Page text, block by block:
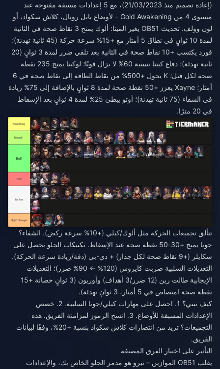
(إعادة تصميم منذ 21/03/2023)، مع 5 إعدادات مسبقة مفتوحة عند
مستوى 4 من Gold Awakening – لأوضاع باتل رويال، كلاش سكواد، أو
لون وولف. تحديث OB51 يغير الميتا: ألوك يمنح 3 نقاط صحة في الثانية
لمدة 10 ثوانٍ في نطاق 5 أمتار مع +15% سرعة حركة (45 ثانية تهدئة)؛
فورد يكتسب +10 نقاط صحة في الثانية بعد تلقي ضرر لمدة 3 ثوانٍ (20
ثانية تهدئة)؛ دفاع كينتا بنسبة 60% لا يزال قويًا؛ لوكيتا يمنح 235 نقطة
صحة لكل قتل؛ K يحول +500% من نقاط الطاقة إلى نقاط صحة في 6
أمتار؛ Xayne يعزز +50 نقطة صحة لمدة 8 ثوانٍ بالإضافة إلى 75% زيادة
في الشفاء (75 ثانية تهدئة)؛ أوتو يبطئ 25% لمدة 4 ثوانٍ بعد الإسقاط
في 20 مترًا.
تتألق تجميعات الحركة مثل ألوك/كيلي (+10% سرعة ركض). الشفاء؟
جوتا يمنح +30-50 نقطة صحة عند الإسقاط. تكتيكات الجلو تحصل على
سكايلر (+9 نقاط صحة لكل جدار) + دي-بي (دقة/زيادة سرعة الحركة).
التعديلات السلبية ضربت كايروس (120% ← 90% ضرر)؛ التعديلات
الإيجابية طالت رين (12 ضرر/3 أهداف) وأوريون (3 ثوانٍ حصانة +15
نقطة صحة امتصاص في 5 أمتار، 3 ثوانٍ تهدئة).
كيف تبني؟ 1. احصل على مهارات كيلي/جوتا السلبية. 2. خصص
الإعدادات المسبقة للأوضاع. 3. انسخ الرموز لمزامنة الفريق. هذه
التجميعات؟ تزيد من انتصارات كلاش سكواد بنسبة +20%، وفقًا لبيانات
الفريق.
التأثير على اختيار الفرق المصنفة
يقلب OB51 الموازين – نيرو هو مدمر الجلو الخاص بك، والإعدادات